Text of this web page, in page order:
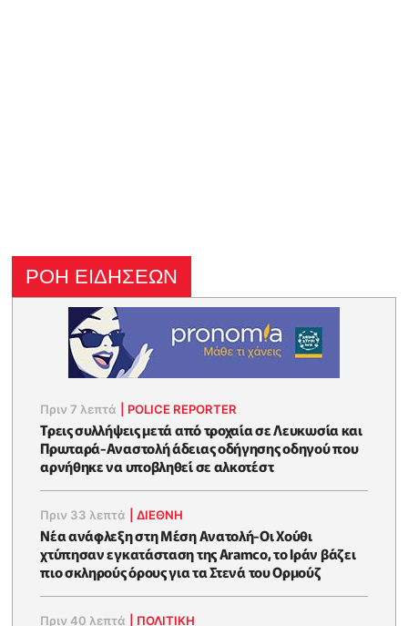
ΡΟΗ ΕΙΔΗΣΕΩΝ
Πριν 7 λεπτά POLICE REPORTER
Τρεις συλλήψεις μετά από τροχαία σε Λευκωσία και
Πρωταρά-Αναστολή άδειας οδήγησης οδηγού που
αρνήθηκε να υποβληθεί σε αλκοτέστ
Πριν 33 λεπτά |ΔΙΕΘΝΗ
Νέα ανάφλεξη στη Μέση Ανατολή-Οι Χούθι
χτύπησαν εγκατάσταση της Aramco, το Ιράν βάζει
πιο σκληρούς όρους για τα Στενά του Ορμούζ
Πριν 40 λεπτά ΠΟΛΙΤΙΚΗ